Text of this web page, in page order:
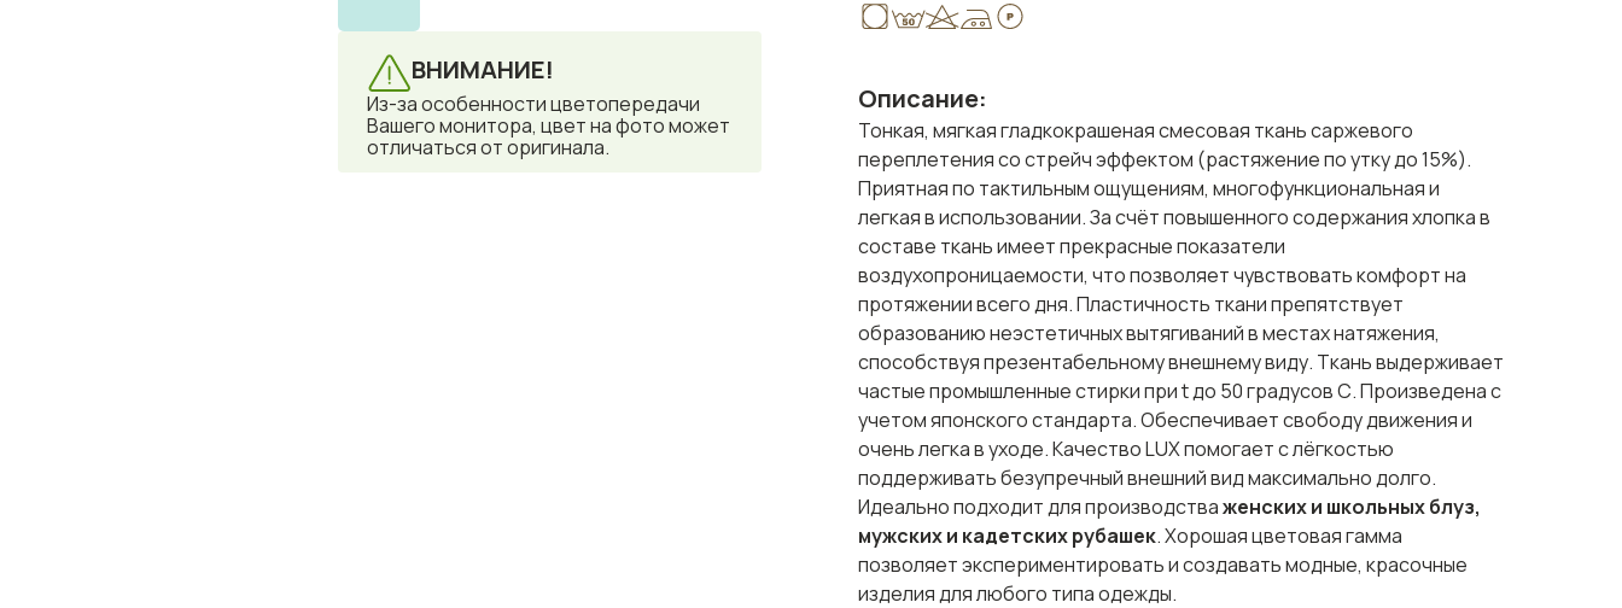
ВНИМАНИЕ!
Из-за особенности цветопередачи
Вашего монитора, цвет на фото может
отличаться от оригинала.
Описание:
Тонкая, мягкая гладкокрашеная смесовая ткань саржевого
переплетения со стрейч эффектом (растяжение по утку до 15%).
Приятная по тактильным ощущениям, многофункциональная и
легкая в использовании. За счёт повышенного содержания хлопка в
составе ткань имеет прекрасные показатели
воздухопроницаемости, что позволяет чувствовать комфорт на
протяжении всего дня. Пластичность ткани препятствует
образованию неэстетичных вытягиваний в местах натяжения,
способствуя презентабельному внешнему виду. Ткань выдерживает
частые промышленные стирки при t до 50 градусов С. Произведена с
учетом японского стандарта. Обеспечивает свободу движения и
очень легка в уходе. Качество LUX помогает с лёгкостью
поддерживать безупречный внешний вид максимально долго.
Идеально подходит для производстваженских и школьных блуз,
мужских и кадетских рубашек. Хорошая цветовая гамма
позволяет экспериментировать и создавать модные, красочные
изделия для любого типа одежды.